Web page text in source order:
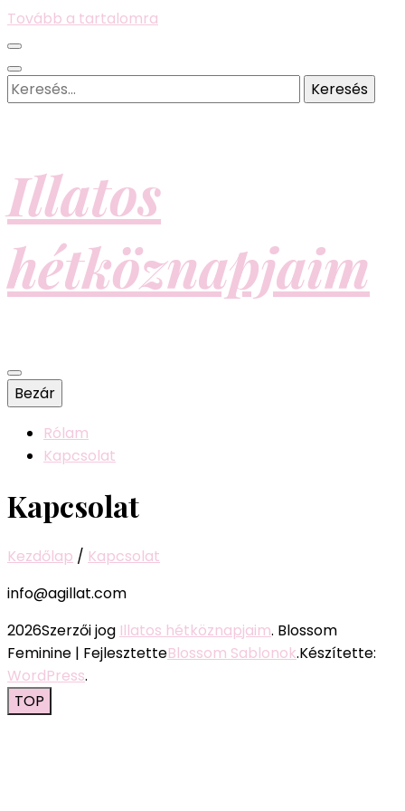
Tovább a tartalomra
Keresés:
Illatos
hétköznapjaim
Bezár
Rólam
Kapcsolat
Kapcsolat
Kezdőlap / Kapcsolat
info@agillat.com
2026Szerzői jog Illatos hétköznapjaim. Blossom
Feminine | FejlesztetteBlossom Sablonok.Készítette:
WordPress.
TOP